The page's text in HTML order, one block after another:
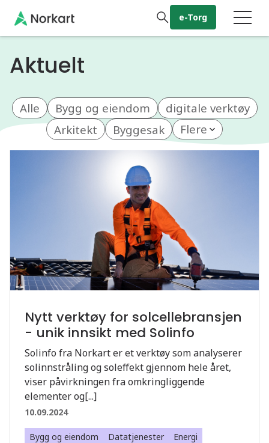
e-Torg
Aktuelt
Alle Bygg og eiendom
digitale verktøy
Arkitekt
Byggesak Flere
Nytt verktøy for solcellebransjen
- unik innsikt med Solinfo
Solinfo fra Norkart er et verktøy som analyserer
solinnstråling og soleffekt gjennom hele året,
viser påvirkningen fra omkringliggende
elementer og[...]
10.09.2024
Bygg og eiendom Datatjenester Energi